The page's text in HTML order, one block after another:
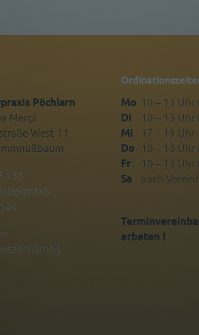
Pöchlarn
Mergl
West 11
133
Mo 10 – 13 Uhr
Di
10 – 13 Uhr
Mi
17 – 19 Uhr
Do
10 – 13 Uhr
Fr
10 – 13 Uhr
Sa
nach
erbeten !